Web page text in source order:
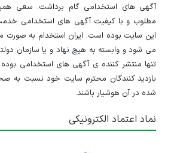
آگهی های استخدامی گام برداشت. سعی
مطلوب و با کیفیت آگهی های استخدامی خدمت
این سایت بوده است. ایران استخدام به
می شود و وابسته به هیچ نهاد و یا سازمان
تنها منتشر کننده ی آگهی های استخدامی بوده
بازدید کنندگان محترم سایت خود نسبت به
شده در آن هوشیار باشند.
نماد اعتماد الکترونیکی